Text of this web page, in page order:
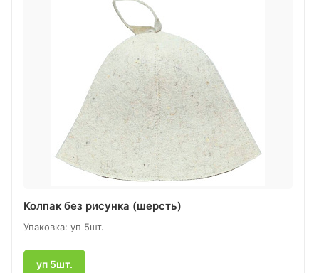
Колпак без рисунка (шерсть)
Упаковка: уп 5шт.
уп 5шт.